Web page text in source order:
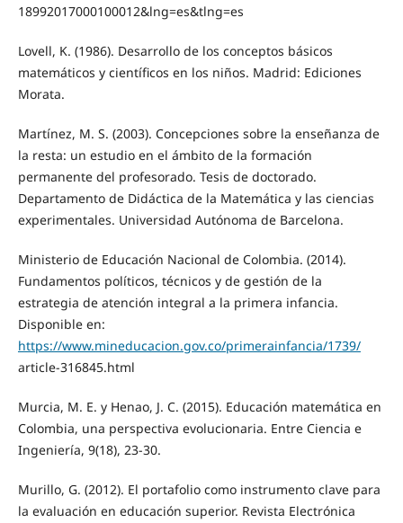
18992017000100012&lng=es&tlng=es
Lovell, K. (1986). Desarrollo de los conceptos básicos
matemáticos y científicos en los niños. Madrid: Ediciones
Morata.
Martínez, M. S. (2003). Concepciones sobre la enseñanza de
la resta: un estudio en el ámbito de la formación
permanente del profesorado. Tesis de doctorado.
Departamento de Didáctica de la Matemática y las ciencias
experimentales. Universidad Autónoma de Barcelona.
Ministerio de Educación Nacional de Colombia. (2014).
Fundamentos políticos, técnicos y de gestión de la
estrategia de atención integral a la primera infancia.
Disponible en:
https://www.mineducacion.gov.co/primerainfancia/1739/
article-316845.html
Murcia, M. E. y Henao, J. C. (2015). Educación matemática en
Colombia, una perspectiva evolucionaria. Entre Ciencia e
Ingeniería, 9(18), 23-30.
Murillo, G. (2012). El portafolio como instrumento clave para
la evaluación en educación superior. Revista Electrónica